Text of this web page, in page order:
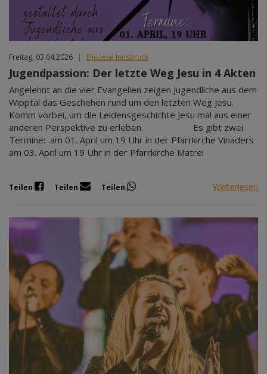
Freitag, 03.04.2026 | Diözese Innsbruck
Jugendpassion: Der letzte Weg Jesu in 4 Akten
Angelehnt an die vier Evangelien zeigen Jugendliche aus dem
Wipptal das Geschehen rund um den letzten Weg Jesu.
Komm vorbei, um die Leidensgeschichte Jesu mal aus einer
anderen Perspektive zu erleben. Es gibt zwei
Termine: am 01. April um 19 Uhr in der Pfarrkirche Vinaders
am 03. April um 19 Uhr in der Pfarrkirche Matrei
Teilen Teilen Teilen Weiterlesen